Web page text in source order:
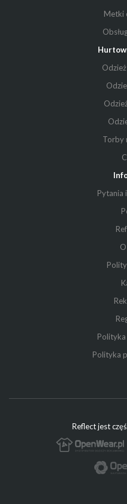
Metki
Torby
Pytania
Polityka
Reflect jest